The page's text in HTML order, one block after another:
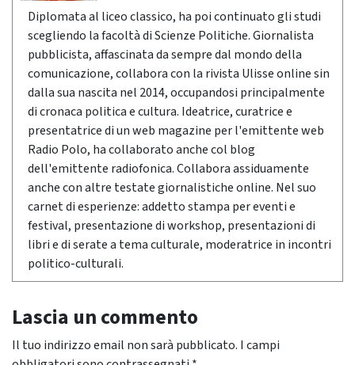
Diplomata al liceo classico, ha poi continuato gli studi
scegliendo la facoltà di Scienze Politiche. Giornalista
pubblicista, affascinata da sempre dal mondo della
comunicazione, collabora con la rivista Ulisse online sin
dalla sua nascita nel 2014, occupandosi principalmente
di cronaca politica e cultura. Ideatrice, curatrice e
presentatrice di un web magazine per l'emittente web
Radio Polo, ha collaborato anche col blog
dell'emittente radiofonica. Collabora assiduamente
anche con altre testate giornalistiche online. Nel suo
carnet di esperienze: addetto stampa per eventi e
festival, presentazione di workshop, presentazioni di
libri e di serate a tema culturale, moderatrice in incontri
politico-culturali.
Lascia un commento
Il tuo indirizzo email non sarà pubblicato. I campi